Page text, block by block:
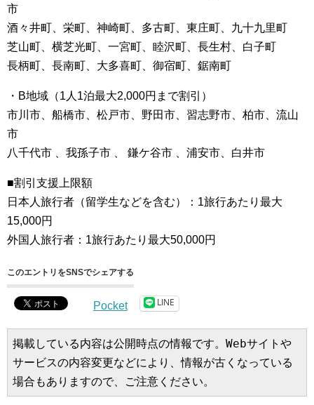
市
酒々井町、栄町、神崎町、多古町、東庄町、九十九里町
芝山町、横芝光町、一宮町、睦沢町、長生村、白子町
長柄町、長南町、大多喜町、御宿町、鋸南町
・B地域（1人1泊最大2,000円まで割引）
市川市、船橋市、松戸市、野田市、習志野市、柏市、流山
市
八千代市 、我孫子市 、 鎌ケ谷市 、浦安市、白井市
■割引支援上限額
日本人旅行者（留学生などを含む）：1旅行あたり最大
15,000円
外国人旅行者：1旅行あたり最大50,000円
このエントリをSNSでシェアする
Pocket LINE
掲載している内容は公開時点の情報です。Webサイトや
サービスの内容変更などにより、情報が古くなっている
場合もありますので、ご注意ください。